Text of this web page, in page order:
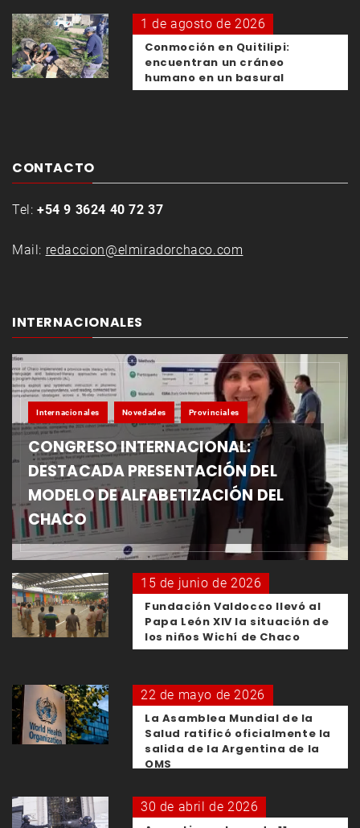
1 de agosto de 2026
Conmoción en Quitilipi:
encuentran un cráneo
humano en un basural
CONTACTO
Tel: +54 9 3624 40 72 37
Mail: redaccion@elmiradorchaco.com
INTERNACIONALES
Internacionales Novedades Provinciales
CONGRESO INTERNACIONAL:
DESTACADA PRESENTACIÓN DEL
MODELO DE ALFABETIZACIÓN DEL
CHACO
15 de junio de 2026
Fundación Valdocco llevó al
Papa León XIV la situación de
los niños Wichí de Chaco
22 de mayo de 2026
La Asamblea Mundial de la
Salud ratificó oficialmente la
salida de la Argentina de la
OMS
30 de abril de 2026